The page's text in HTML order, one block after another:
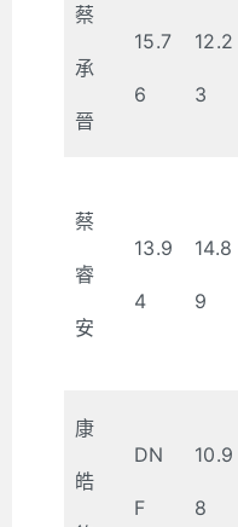
蔡
承
晉
15.7
6
12.2
3
蔡
睿
安
13.9
4
14.8
9
康
皓
DN
F
10.9
8